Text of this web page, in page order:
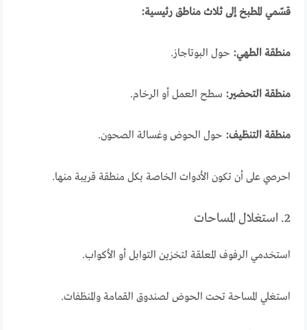
قسّمي المطبخ إلى ثلاث مناطق رئيسية:
منطقة الطهي: حول البوتاجاز.
منطقة التحضير: سطح العمل أو الرخام.
منطقة التنظيف: حول الحوض وغسالة الصحون.
احرصي على أن تكون الأدوات الخاصة بكل منطقة قريبة منها.
2. استغلال المساحات
استخدمي الرفوف المعلقة لتخزين التوابل أو الأكواب.
استغلي المساحة تحت الحوض لصندوق القمامة والمنظفات.